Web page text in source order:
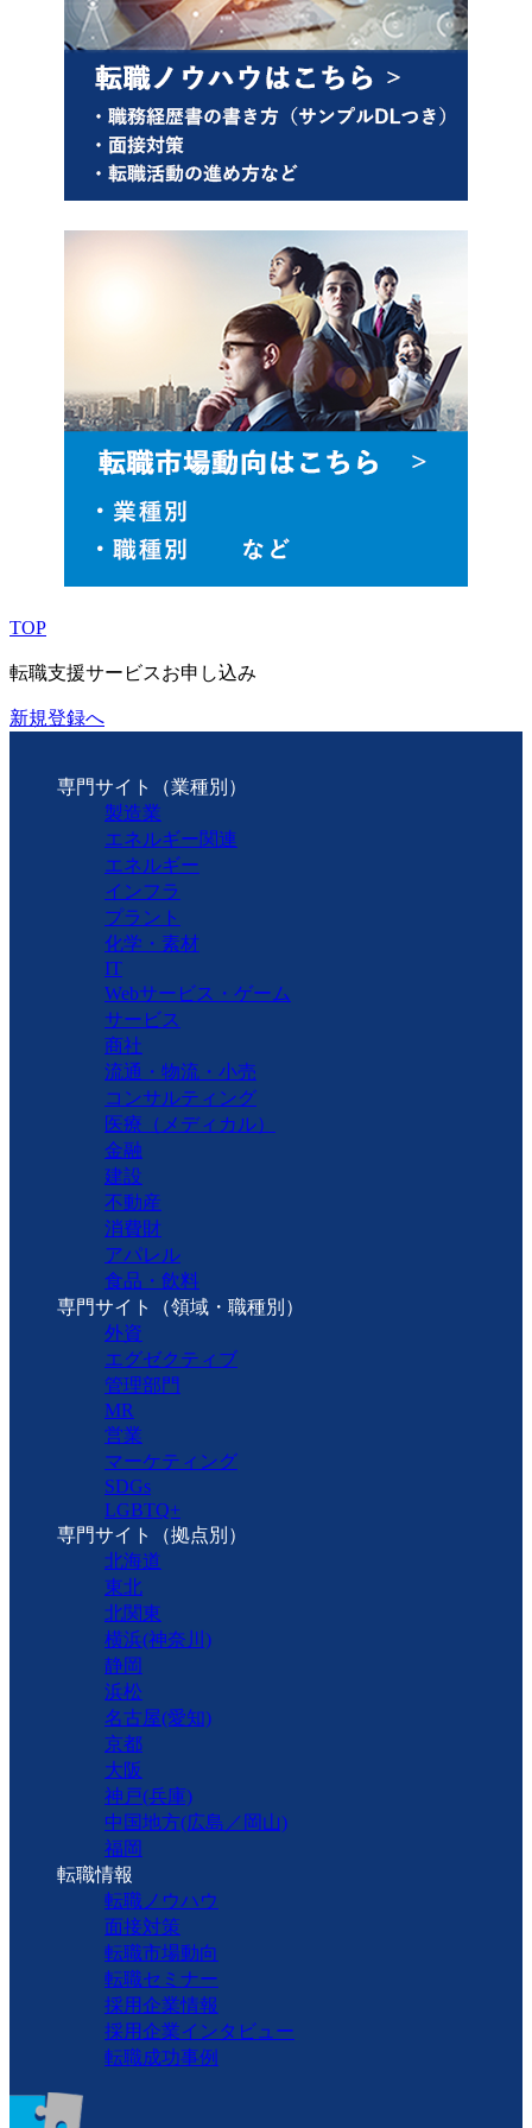
TOP
転職支援サービスお申し込み
新規登録へ
専門サイト（業種別）
製造業
エネルギー関連
エネルギー
インフラ
プラント
化学・素材
IT
Webサービス・ゲーム
サービス
商社
流通・物流・小売
コンサルティング
医療（メディカル）
金融
建設
不動産
消費財
アパレル
食品・飲料
専門サイト（領域・職種別）
外資
エグゼクティブ
管理部門
MR
営業
マーケティング
SDGs
LGBTQ+
専門サイト（拠点別）
北海道
東北
北関東
横浜(神奈川)
静岡
浜松
名古屋(愛知)
京都
大阪
神戸(兵庫)
中国地方(広島／岡山)
福岡
転職情報
転職ノウハウ
面接対策
転職市場動向
転職セミナー
採用企業情報
採用企業インタビュー
転職成功事例